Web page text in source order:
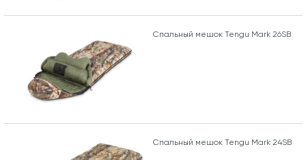
Спальный мешок Tengu Mark 26SB
Спальный мешок Tengu Mark 24SB